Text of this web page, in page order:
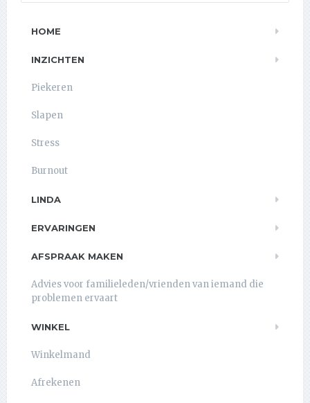
HOME
INZICHTEN
Piekeren
Slapen
Stress
Burnout
LINDA
ERVARINGEN
AFSPRAAK MAKEN
Advies voor familieleden/vrienden van iemand die
problemen ervaart
WINKEL
Winkelmand
Afrekenen